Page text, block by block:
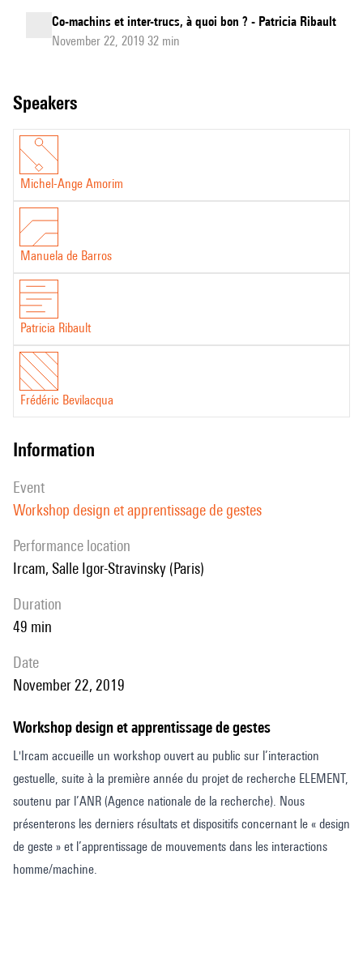
Co-machins et inter-trucs, à quoi bon ? - Patricia Ribault
November 22, 2019 32 min
speakers
Michel-Ange Amorim
Manuela de Barros
Patricia Ribault
Frédéric Bevilacqua
information
event
Workshop design et apprentissage de gestes
performance location
Ircam, Salle Igor-Stravinsky (Paris)
duration
49 min
date
November 22, 2019
Workshop design et apprentissage de gestes
L'Ircam accueille un workshop ouvert au public sur l’interaction
gestuelle, suite à la première année du projet de recherche ELEMENT,
soutenu par l’ANR (Agence nationale de la recherche). Nous
présenterons les derniers résultats et dispositifs concernant le « design
de geste » et l’apprentissage de mouvements dans les interactions
homme/machine.